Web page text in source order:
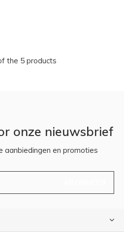
the 5 products
onze nieuwsbrief
aanbiedingen en promoties